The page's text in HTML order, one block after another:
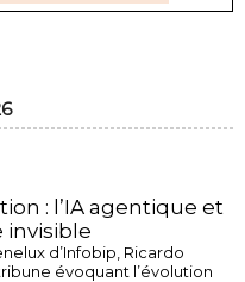
: l’IA agentique et
invisible
d’Infobip, Ricardo
évoquant l’évolution